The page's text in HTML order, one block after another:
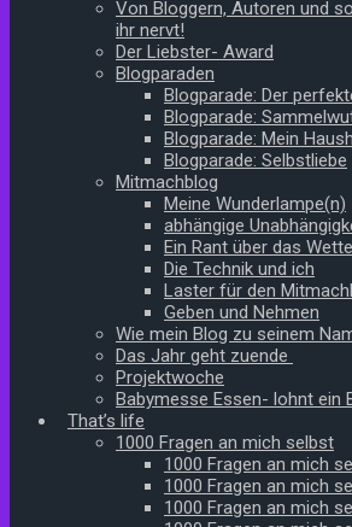
Von Bloggern, Autoren und
ihr nervt!
Der Liebster- Award
Blogparaden
Blogparade: Der
Blogparade:
Blogparade: Mein
Blogparade: Selbstliebe
Mitmachblog
Meine Wunderlampe(n)
abhängige
Ein Rant über das
Die Technik und ich
Laster für den
Geben und Nehmen
Wie mein Blog zu seinem
Das Jahr geht zuende
Projektwoche
Babymesse Essen- lohnt ein
That’s life
1000 Fragen an mich selbst
1000 Fragen an mich
1000 Fragen an mich
1000 Fragen an mich